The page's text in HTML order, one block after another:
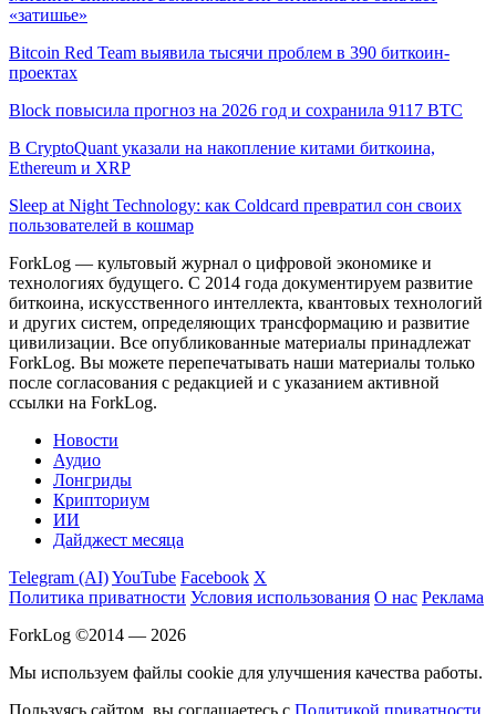
«затишье»
Bitcoin Red Team выявила тысячи проблем в 390 биткоин-
проектах
Block повысила прогноз на 2026 год и сохранила 9117 BTC
В CryptoQuant указали на накопление китами биткоина,
Ethereum и XRP
Sleep at Night Technology: как Coldcard превратил сон своих
пользователей в кошмар
ForkLog — культовый журнал о цифровой экономике и
технологиях будущего. С 2014 года документируем развитие
биткоина, искусственного интеллекта, квантовых технологий
и других систем, определяющих трансформацию и развитие
цивилизации. Все опубликованные материалы принадлежат
ForkLog. Вы можете перепечатывать наши материалы только
после согласования с редакцией и с указанием активной
ссылки на ForkLog.
Новости
Аудио
Лонгриды
Крипториум
ИИ
Дайджест месяца
Telegram (AI)YouTube Facebook X
Политика приватности Условия использования О нас Реклама
ForkLog ©2014 — 2026
Мы используем файлы cookie для улучшения качества работы.
Пользуясь сайтом, вы соглашаетесь с Политикой приватности